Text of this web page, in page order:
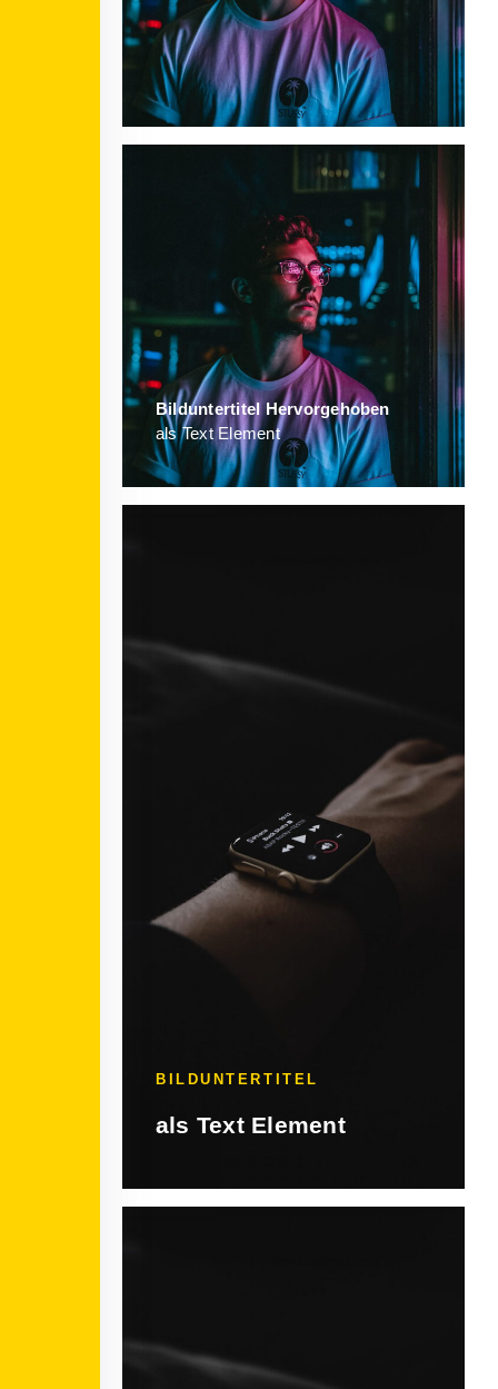
Bild­unter­titel Hervorgehoben
als Text Element
BILDUNTERTITEL
als Text Element